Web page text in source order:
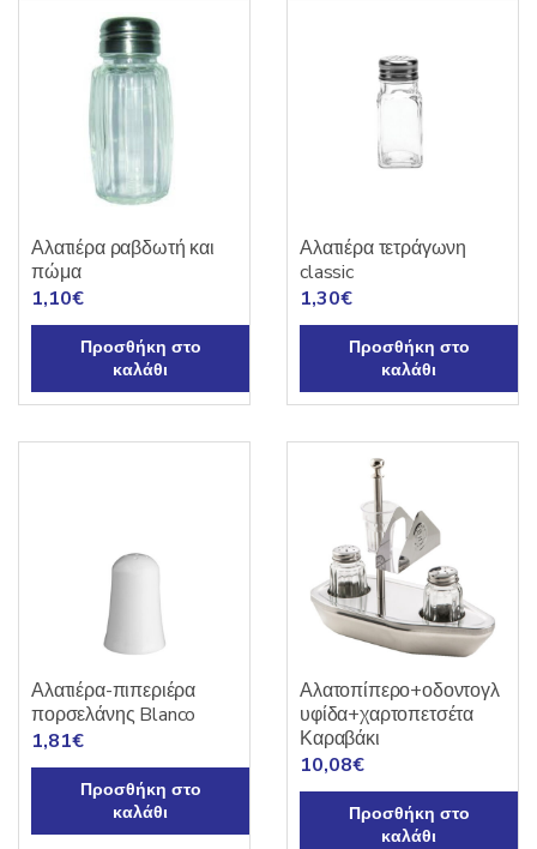
Αλατιέρα ραβδωτή και
πώμα
1,10€
Προσθήκη στο
καλάθι
Αλατιέρα τετράγωνη
classic
1,30€
Προσθήκη στο
καλάθι
Αλατιέρα-πιπεριέρα
πορσελάνης Blanco
1,81€
Προσθήκη στο
καλάθι
Αλατοπίπερο+οδοντογλ
υφίδα+χαρτοπετσέτα
Καραβάκι
10,08€
Προσθήκη στο
καλάθι